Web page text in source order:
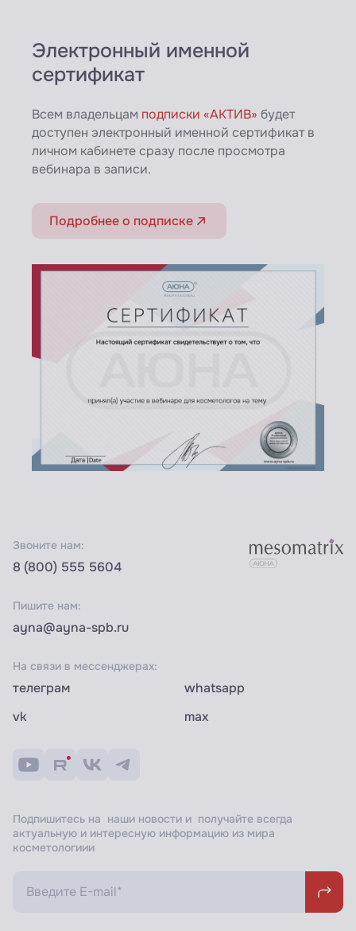
Электронный именной
сертификат
Всем владельцам подписки «АКТИВ» будет
доступен электронный именной сертификат в
личном кабинете сразу после просмотра
вебинара в записи.
Подробнее о подписке
Звоните нам:
8 (800) 555 5604
Пишите нам:
ayna@ayna-spb.ru
На связи в мессенджерах:
телеграм
whatsapp
vk
max
Подпишитесь на наши новости и получайте всегда
актуальную и интересную информацию из мира
косметологиии